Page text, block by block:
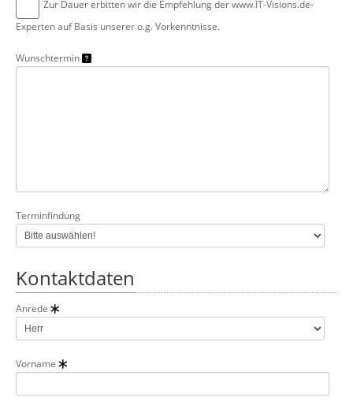
Zur Dauer erbitten wir die Empfehlung der www.IT-Visions.de-
Experten auf Basis unserer o.g. Vorkenntnisse.
Wunschtermin
Terminfindung
Kontaktdaten
Anrede
Vorname